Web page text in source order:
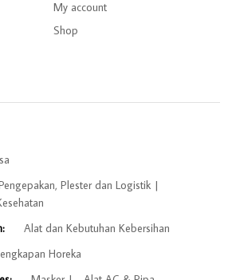
My account
Shop
Plester dan Logistik
Alat dan Kebutuhan Kebersihan
Horeka